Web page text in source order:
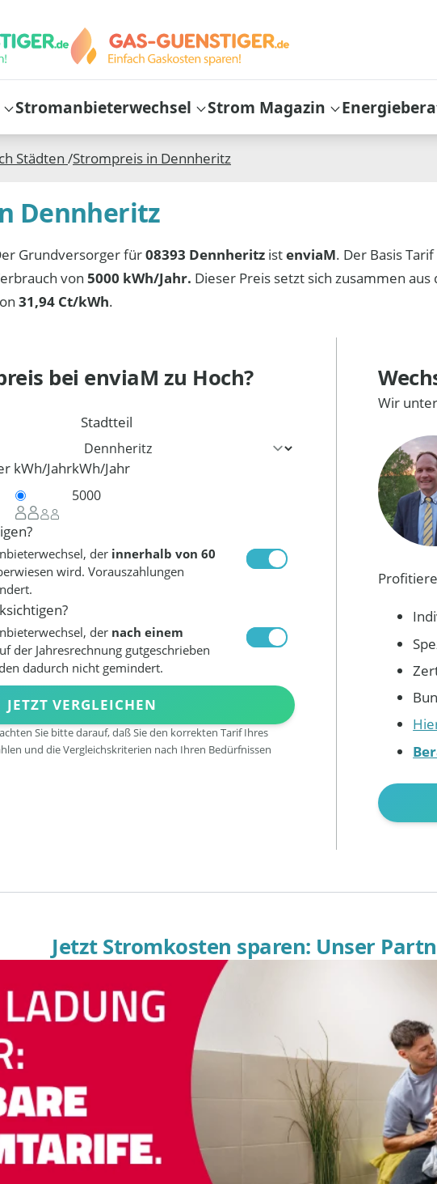
Stromanbieterwechsel Strom Magazin
Städten /Strompreis in Dennheritz
Dennheritz
Grundversorger für08393 Dennheritz istenviaM. Der Basis Tarif
von5000 kWh/Jahr. Dieser Preis setzt sich zusammen
31,94 Ct/kWh.
bei enviaM zu Hoch?
Stadtteil
kWh/JahrkWh/Jahr
der innerhalb von 60
wird. Vorauszahlungen
der nach einem
der Jahresrechnung gutgeschrieben
dadurch nicht gemindert.
JETZT VERGLEICHEN
Sie bitte darauf, daß Sie den korrekten Tarif Ihres
und die Vergleichskriterien nach Ihren Bedürfnissen
Wir
Jetzt Stromkosten sparen: Unser